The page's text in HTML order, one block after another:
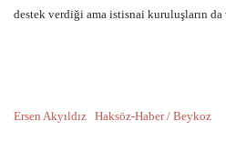
destek verdiği ama istisnai kuruluşların
Ersen Akyıldız Haksöz-Haber / Beykoz